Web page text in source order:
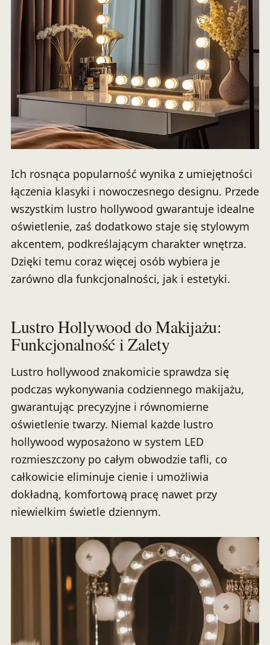
Ich rosnąca popularność wynika z umiejętności
łączenia klasyki i nowoczesnego designu. Przede
wszystkim lustro hollywood gwarantuje idealne
oświetlenie, zaś dodatkowo staje się stylowym
akcentem, podkreślającym charakter wnętrza.
Dzięki temu coraz więcej osób wybiera je
zarówno dla funkcjonalności, jak i estetyki.
Lustro Hollywood do Makijażu:
Funkcjonalność i Zalety
Lustro hollywood znakomicie sprawdza się
podczas wykonywania codziennego makijażu,
gwarantując precyzyjne i równomierne
oświetlenie twarzy. Niemal każde lustro
hollywood wyposażono w system LED
rozmieszczony po całym obwodzie tafli, co
całkowicie eliminuje cienie i umożliwia
dokładną, komfortową pracę nawet przy
niewielkim świetle dziennym.